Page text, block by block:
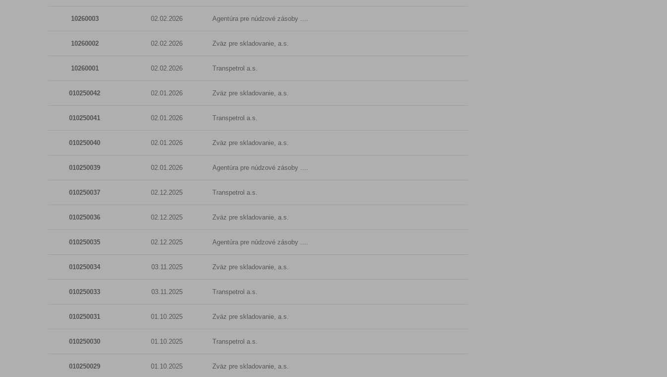
10260003 02.02.2026 Agentúra pre núdzové zásoby ....
10260002 02.02.2026 Zväz pre skladovanie, a.s.
10260001 02.02.2026 Transpetrol a.s.
010250042 02.01.2026 Zväz pre skladovanie, a.s.
010250041 02.01.2026 Transpetrol a.s.
010250040 02.01.2026 Zväz pre skladovanie, a.s.
010250039 02.01.2026 Agentúra pre núdzové zásoby ....
010250037 02.12.2025 Transpetrol a.s.
010250036 02.12.2025 Zväz pre skladovanie, a.s.
010250035 02.12.2025 Agentúra pre núdzové zásoby ....
010250034 03.11.2025 Zväz pre skladovanie, a.s.
010250033 03.11.2025 Transpetrol a.s.
010250031 01.10.2025 Zväz pre skladovanie, a.s.
010250030 01.10.2025 Transpetrol a.s.
010250029 01.10.2025 Zväz pre skladovanie, a.s.